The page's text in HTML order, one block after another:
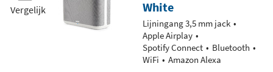
Vergelijk
White
Lijningang 3,5 mm jack
Apple Airplay
Spotify Connect
Bluetooth
WiFi
Amazon Alexa